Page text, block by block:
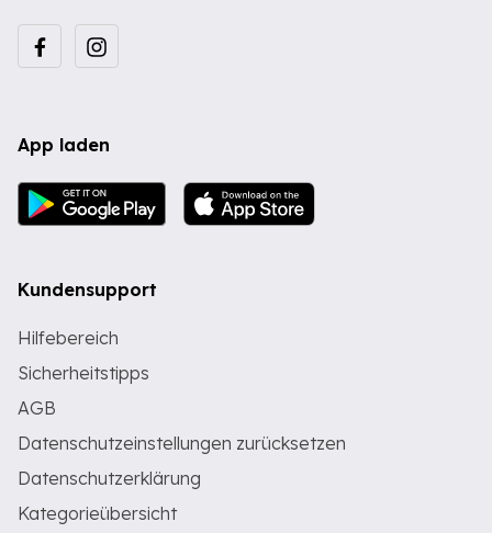
App laden
Kundensupport
Hilfebereich
Sicherheitstipps
AGB
Datenschutzeinstellungen zurücksetzen
Datenschutzerklärung
Kategorieübersicht